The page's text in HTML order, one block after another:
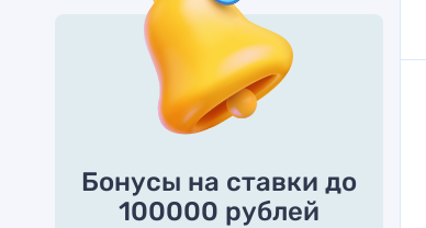
Бонусы на ставки до
100000 рублей